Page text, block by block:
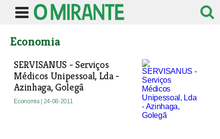
Economia
SERVISANUS - Serviços
Médicos Unipessoal, Lda -
Azinhaga, Golegã
Economia | 24-08-2011